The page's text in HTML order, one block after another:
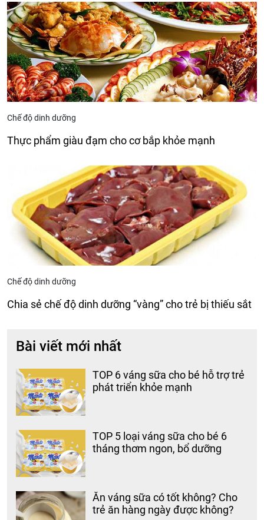
Chế độ dinh dưỡng
Thực phẩm giàu đạm cho cơ bắp khỏe mạnh
Chế độ dinh dưỡng
Chia sẻ chế độ dinh dưỡng “vàng” cho trẻ bị thiếu sắt
Bài viết mới nhất
TOP 6 váng sữa cho bé hỗ trợ trẻ
phát triển khỏe mạnh
TOP 5 loại váng sữa cho bé 6
tháng thơm ngon, bổ dưỡng
Ăn váng sữa có tốt không? Cho
trẻ ăn hàng ngày được không?